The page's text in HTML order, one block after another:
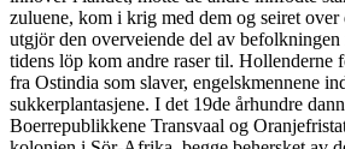
zuluene, kom i krig med dem og seiret over
utgjör den overveiende del av
tidens löp kom andre raser til. Hollenderne
fra Ostindia som slaver, engelskmennene
sukkerplantasjene. I det 19de århundre
Boerrepublikkene Transvaal og